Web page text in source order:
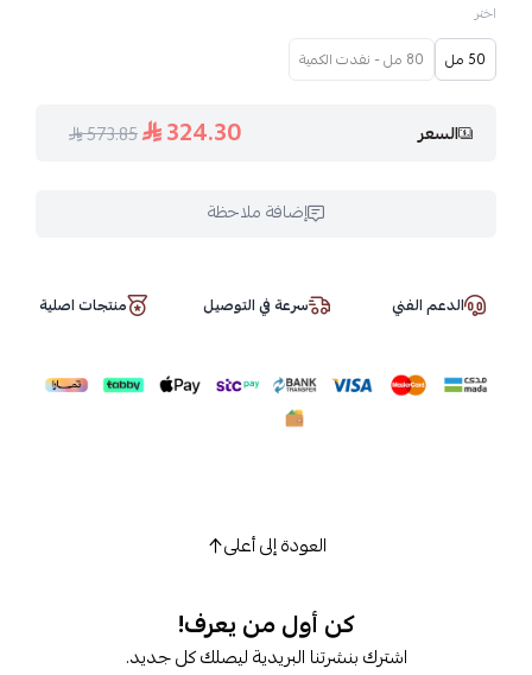
اختر
50 مل 80 مل - نفدت الكمية
السعر 324.30
573.85
إضافة ملاحظة
الدعم الفني سرعة في التوصيل منتجات اصلية
العودة إلى أعلى
كن أول من يعرف!
اشترك بنشرتنا البريدية ليصلك كل جديد.